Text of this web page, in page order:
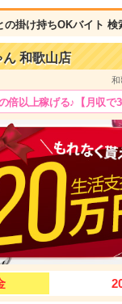
の掛け持ちOKバイト 検
ん 和歌山店
和
倍以上稼げる♪【月収で